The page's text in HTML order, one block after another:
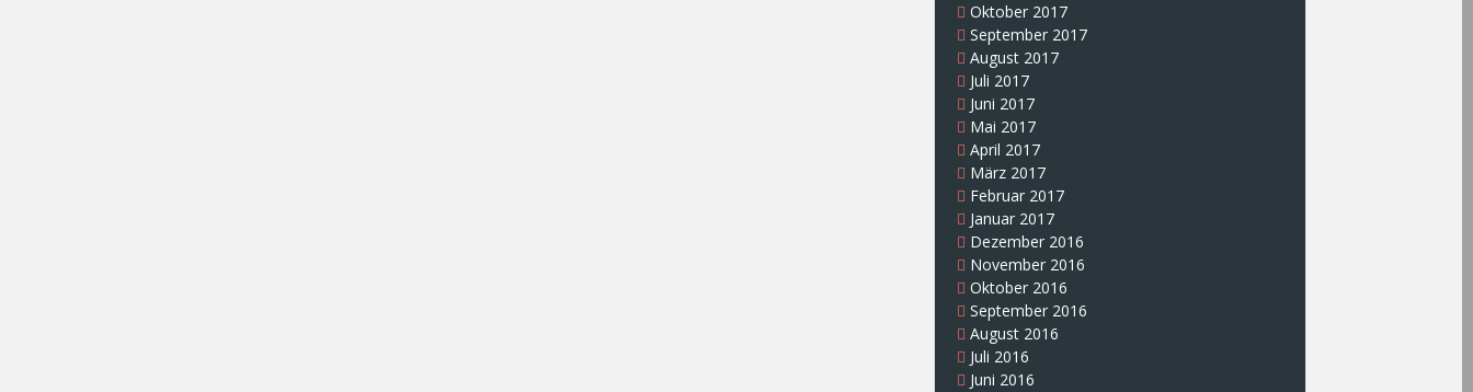
Oktober 2017
September 2017
August 2017
Juli 2017
Juni 2017
Mai 2017
April 2017
März 2017
Februar 2017
Januar 2017
Dezember 2016
November 2016
Oktober 2016
September 2016
August 2016
Juli 2016
Juni 2016